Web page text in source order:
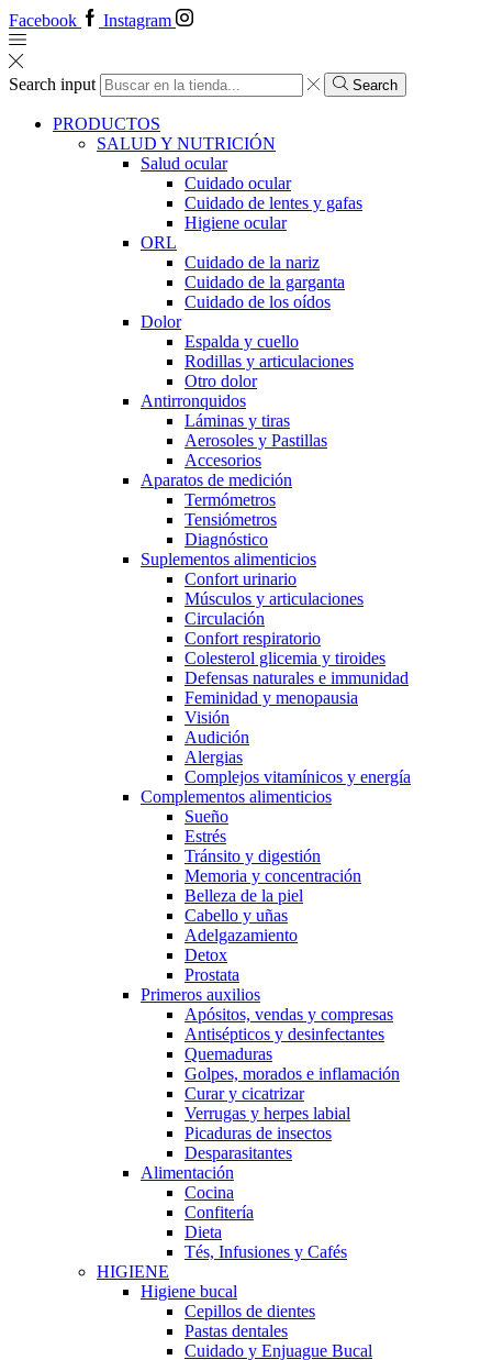
Facebook Instagram
Search input Search
PRODUCTOS
SALUD Y NUTRICIÓN
Salud ocular
Cuidado ocular
Cuidado de lentes y gafas
Higiene ocular
ORL
​​Cuidado de la nariz
​​Cuidado de la garganta
​​Cuidado de los oídos
Dolor
Espalda y cuello
Rodillas y articulaciones
Otro dolor
Antirronquidos
Láminas y tiras
Aerosoles y Pastillas
Accesorios
Aparatos de medición
Termómetros
Tensiómetros
Diagnóstico
Suplementos alimenticios
Confort urinario
Músculos y articulaciones
Circulación
Confort respiratorio
Colesterol glicemia y tiroides
Defensas naturales e immunidad
Feminidad y menopausia
Visión
Audición
Alergias
Complejos vitamínicos y energía
Complementos alimenticios
Sueño
Estrés
Tránsito y digestión
Memoria y concentración
Belleza de la piel
Cabello y uñas
Adelgazamiento
Detox
Prostata
Primeros auxilios
Apósitos, vendas y compresas
Antisépticos y desinfectantes
Quemaduras
Golpes, morados e inflamación
Curar y cicatrizar
Verrugas y herpes labial
Picaduras de insectos
Desparasitantes
Alimentación
Cocina
Confitería
Dieta
Tés, Infusiones y Cafés
HIGIENE
Higiene bucal
Cepillos de dientes
Pastas dentales
Cuidado y Enjuague Bucal